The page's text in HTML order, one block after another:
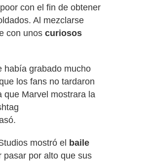
con el fin de obtener
Al mezclarse
con unos curiosos
había grabado mucho
los fans no tardaron
que Marvel mostrara la
mostró el baile
pasar por alto que sus